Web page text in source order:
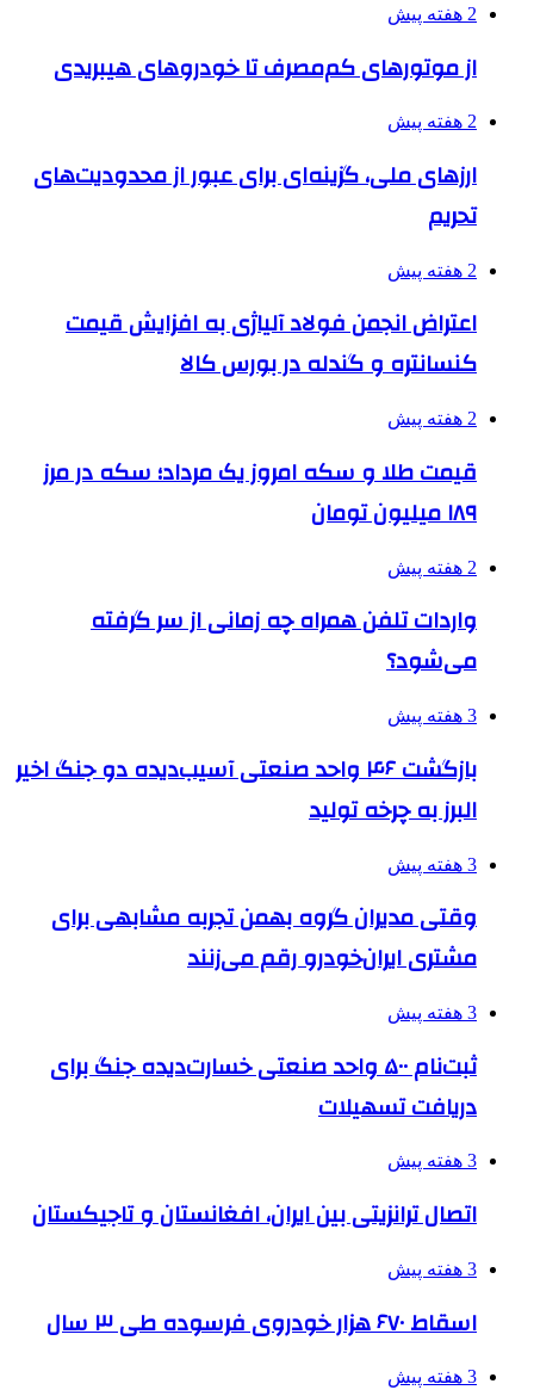
2 هفته پیش
از موتورهای کم‌مصرف تا خودروهای هیبریدی
2 هفته پیش
ارزهای ملی، گزینه‌ای برای عبور از محدودیت‌های
تحریم
2 هفته پیش
اعتراض انجمن فولاد آلیاژی به افزایش قیمت
کنسانتره و گندله در بورس کالا
2 هفته پیش
قیمت طلا و سکه امروز یک مرداد؛ سکه در مرز
۱۸۹ میلیون تومان
2 هفته پیش
واردات تلفن همراه چه زمانی از سر گرفته
می‌شود؟
3 هفته پیش
بازگشت ۴۶ واحد صنعتی آسیب‌دیده دو جنگ اخیر
البرز به چرخه تولید
3 هفته پیش
وقتی مدیران گروه بهمن تجربه مشابهی برای
مشتری ایران‌خودرو رقم می‌زنند
3 هفته پیش
ثبت‌نام ۵۰۰ واحد صنعتی خسارت‌دیده جنگ برای
دریافت تسهیلات
3 هفته پیش
اتصال ترانزیتی بین ایران، افغانستان و تاجیکستان
3 هفته پیش
اسقاط ۶۷۰ هزار خودروی فرسوده طی ۳ سال
3 هفته پیش